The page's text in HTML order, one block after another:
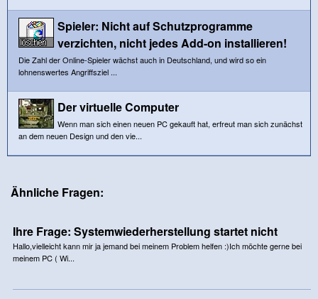
Spieler: Nicht auf Schutzprogramme
verzichten, nicht jedes Add-on installieren!
Die Zahl der Online-Spieler wächst auch in Deutschland, und wird so ein
lohnenswertes Angriffsziel ...
Der virtuelle Computer
Wenn man sich einen neuen PC gekauft hat, erfreut man sich zunächst
an dem neuen Design und den vie...
Ähnliche Fragen:
Ihre Frage: Systemwiederherstellung startet nicht
Hallo,vielleicht kann mir ja jemand bei meinem Problem helfen :)Ich möchte gerne bei
meinem PC ( Wi...